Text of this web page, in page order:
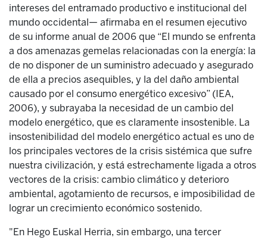
intereses del entramado productivo e institucional del
mundo occidental— afirmaba en el resumen ejecutivo
de su informe anual de 2006 que “El mundo se enfrenta
a dos amenazas gemelas relacionadas con la energía: la
de no disponer de un suministro adecuado y asegurado
de ella a precios asequibles, y la del daño ambiental
causado por el consumo energético excesivo” (IEA,
2006), y subrayaba la necesidad de un cambio del
modelo energético, que es claramente insostenible. La
insostenibilidad del modelo energético actual es uno de
los principales vectores de la crisis sistémica que sufre
nuestra civilización, y está estrechamente ligada a otros
vectores de la crisis: cambio climático y deterioro
ambiental, agotamiento de recursos, e imposibilidad de
lograr un crecimiento económico sostenido.
"En Hego Euskal Herria, sin embargo, una tercer